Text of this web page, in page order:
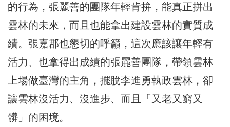
的行為，張麗善的團隊年輕肯拚，能真正拼出
雲林的未來，而且也能拿出建設雲林的實質成
績。張嘉郡也懇切的呼籲，這次應該讓年輕有
活力、也拿得出成績的張麗善團隊，帶領雲林
上場做臺灣的主角，擺脫李進勇執政雲林，卻
讓雲林沒活力、沒進步、而且「又老又窮又
髒」的困境。